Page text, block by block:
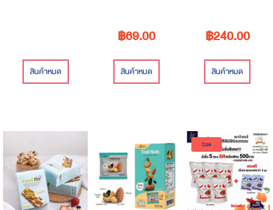
สินค้าหมด
ตามใจชอบ฿69.00
สินค้าหมด
฿240.00
สินค้าหมด
Sale